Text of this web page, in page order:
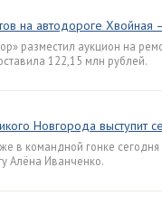
на автодороге Хвойная
разместил аукцион на
122,15 млн рублей.
Новгорода выступит
в командной гонке
Алёна Иванченко.